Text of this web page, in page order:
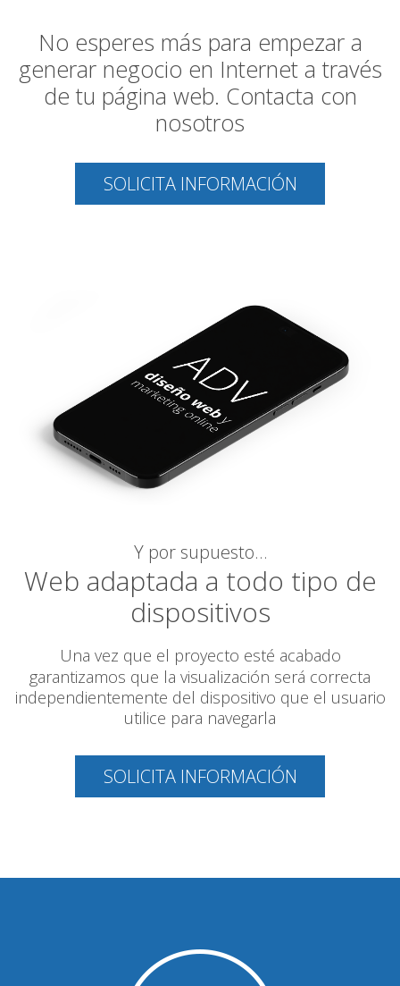
No esperes más para empezar a
generar negocio en Internet a través
de tu página web. Contacta con
nosotros
SOLICITA INFORMACIÓN
Y por supuesto…
Web adaptada a todo tipo de
dispositivos
Una vez que el proyecto esté acabado
garantizamos que la visualización será correcta
independientemente del dispositivo que el usuario
utilice para navegarla
SOLICITA INFORMACIÓN